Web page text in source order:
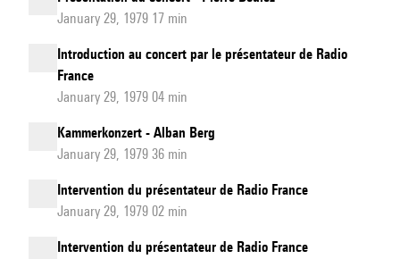
January 29, 1979 17 min
Introduction au concert par le présentateur de Radio
France
January 29, 1979 04 min
Kammerkonzert - Alban Berg
January 29, 1979 36 min
Intervention du présentateur de Radio France
January 29, 1979 02 min
Intervention du présentateur de Radio France